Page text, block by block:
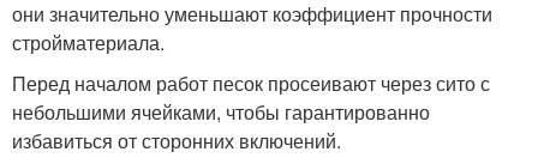
они значительно уменьшают коэффициент прочности
стройматериала.
Перед началом работ песок просеивают через сито с
небольшими ячейками, чтобы гарантированно
избавиться от сторонних включений.